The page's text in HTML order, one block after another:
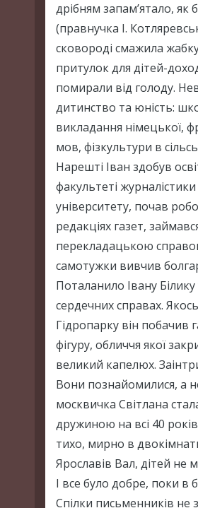
дрібням запам’ятало, як
(правнучка І.
сковороді смажила
притулок для дітей-
помирали від голоду.
дитинство та юність:
викладання німецької,
мов, фізкультури в
Нарешті Іван здобув
факультеті
університету, почав
редакціях газет,
перекладацькою
самотужки вивчив
Поталанило Івану Білику
сердечних справах.
Гідропарку він побачив
фігуру, обличчя якої
великий капелюх.
Вони познайомилися, а
москвичка Світлана
дружиною на всі 40
тихо, мирно в
Ярославів Вал, дітей не
І все було добре, поки в
Спілки письменників не